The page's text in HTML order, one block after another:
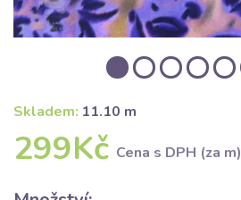
Skladem: 11.10 m
299Kč Cena s DPH (za m)